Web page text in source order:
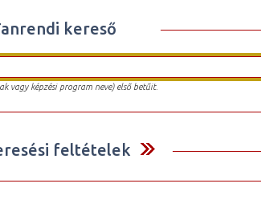
kereső
vagy képzési program neve) első betűit.
feltételek